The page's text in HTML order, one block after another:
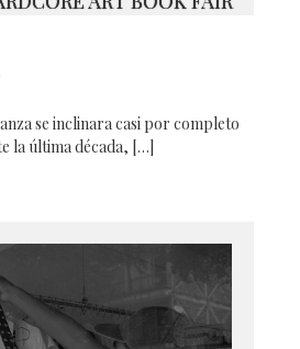
se inclinara casi por completo
la última década, […]